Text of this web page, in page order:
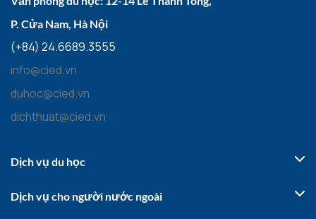
P. Cửa Nam, Hà Nội
(+84) 24.6689.3555
info@cied.vn
duhoc@cied.vn
dichthuat@cied.vn
Dịch vụ du học
Dịch vụ cho người nước ngoài